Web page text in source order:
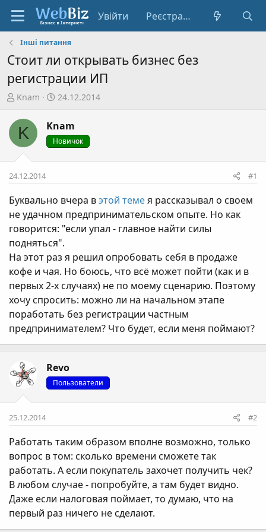
Увійти Реєстрація
Інші питання
Стоит ли открывать бизнес без
регистрации ИП
А
т
р
т
е
и
Knam
Д
т
а
с
т
р
н
н
я
24.12.2014
K Knam
Новичок
24.12.2014 #1
Буквально вчера вэтой темея рассказывал о своем
не удачном предпринимательском опыте. Но как
говорится: "если упал - главное найти силы
подняться".
На этот раз я решил опробовать себя в продаже
кофе и чая. Но боюсь, что всё может пойти (как и в
первых 2-х случаях) не по моему сценарию. Поэтому
хочу спросить: можно ли на начальном этапе
поработать без регистрации частным
предпринимателем? Что будет, если меня поймают?
Revo
Пользователи
25.12.2014 #2
Работать таким образом вполне возможно, только
вопрос в том: сколько времени сможете так
работать. А если покупатель захочет получить чек?
В любом случае - попробуйте, а там будет видно.
Даже если налоговая поймает, то думаю, что на
первый раз ничего не сделают.